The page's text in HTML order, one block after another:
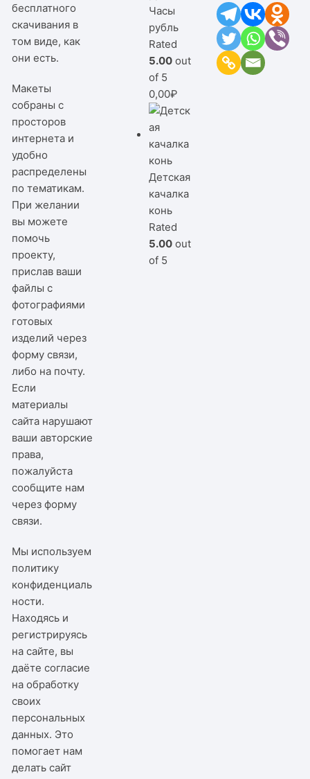
бесплатного
скачивания в
том виде, как
они есть.
Макеты
собраны с
просторов
интернета и
удобно
распределены
по тематикам.
При желании
вы можете
помочь
проекту,
прислав ваши
файлы с
фотографиями
готовых
изделий через
форму связи,
либо на почту.
Если
материалы
сайта нарушают
ваши авторские
права,
пожалуйста
сообщите нам
черезформу
связи.
Мы используем
политику
конфиденциаль
ности.
Находясь и
регистрируясь
на сайте, вы
даёте согласие
на обработку
своих
персональных
данных. Это
помогает нам
делать сайт
Часы
рубль
Rated
5.00 out
of 5
0,00₽
Детская
качалка
конь
Rated
5.00 out
of 5